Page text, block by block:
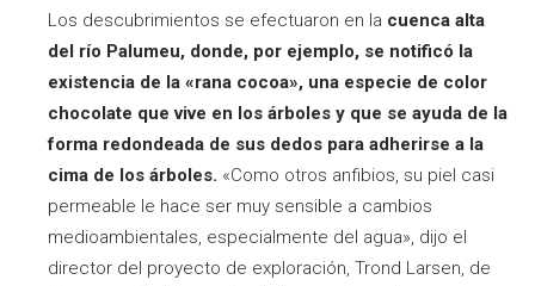
Los descubrimientos se efectuaron en la cuenca alta
del río Palumeu, donde, por ejemplo, se notificó la
existencia de la «rana cocoa», una especie de color
chocolate que vive en los árboles y que se ayuda de la
forma redondeada de sus dedos para adherirse a la
cima de los árboles. «Como otros anfibios, su piel casi
permeable le hace ser muy sensible a cambios
medioambientales, especialmente del agua», dijo el
director del proyecto de exploración, Trond Larsen, de